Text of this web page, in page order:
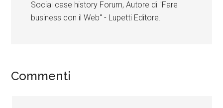
Social case history Forum, Autore di "Fare
business con il Web" - Lupetti Editore.
Commenti